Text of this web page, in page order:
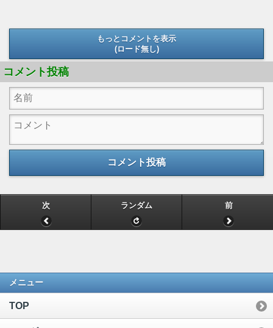
もっとコメントを表示
(ロード無し)
コメント投稿
コメント投稿
次 ランダム 前
メニュー
TOP